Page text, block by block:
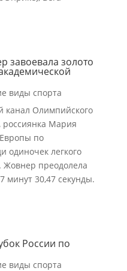
завоевала золото
виды спорта
канал Олимпийского
россиянка Мария
по
одиночек легкого
Жовнер преодолела
минут 30,47 секунды.
России по
виды спорта